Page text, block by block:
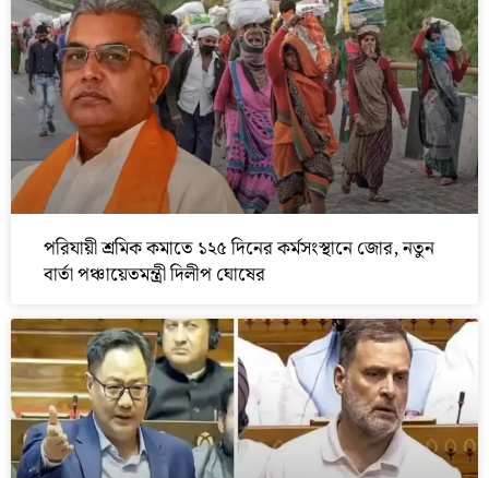
পরিযায়ী শ্রমিক কমাতে ১২৫ দিনের কর্মসংস্থানে জোর, নতুন
বার্তা পঞ্চায়েতমন্ত্রী দিলীপ ঘোষের